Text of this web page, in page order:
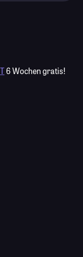
6 Wochen gratis!